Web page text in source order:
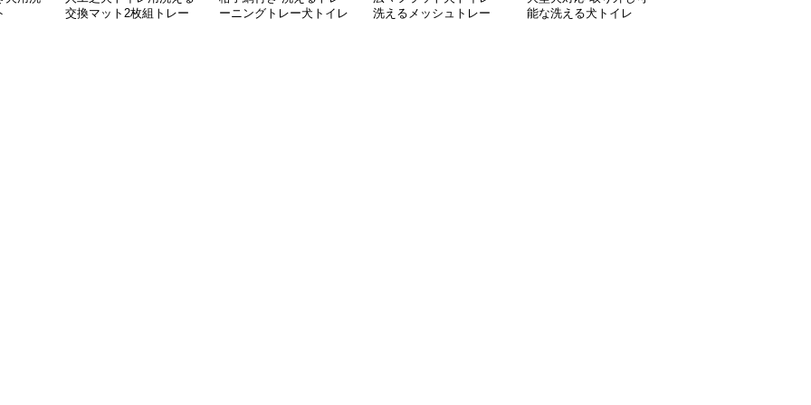
交換マット2枚組トレー
ーニングトレー犬トイレ
洗えるメッシュトレー
能な洗える犬トイレ